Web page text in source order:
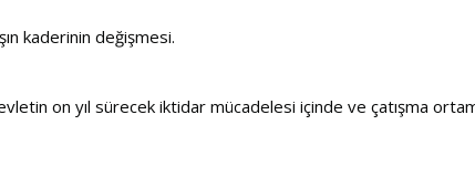
kaderinin değişmesi.
on yıl sürecek iktidar mücadelesi içinde ve çatışma